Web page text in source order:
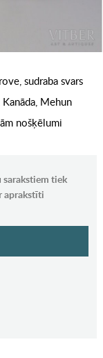
sudraba svars
Mehun
nošķēlumi
sarakstiem tiek
aprakstīti